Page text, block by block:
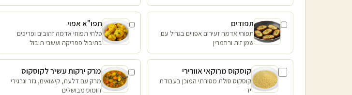
תפודים
תפוחי אדמה זעירים אפויים בגריל עם
שמן זית ורוזמרין
תפו"א אפוי
פלחי תפוחי אדמה זהובים ופריכים
בתיבול פפריקה ועשבי תיבול
קוסקוס מרוקאי אוורירי
קוסקוס סולת מסורתי המוכן בעבודת
יד
מרק ירקות עשיר לקוסקוס
מרק עם דלעת, קישואים, גזר וגרגירי
חומוס מבושלים